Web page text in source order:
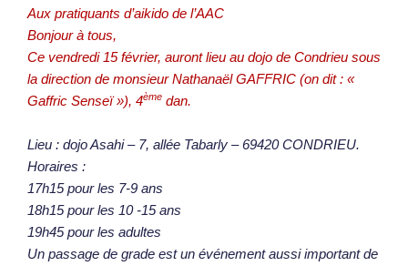
Aux pratiquants d’aikido de l’AAC
Bonjour à tous,
Ce vendredi 15 février, auront lieu au dojo de Condrieu sous
la direction de monsieur Nathanaël GAFFRIC (on dit : «
Gaffric Senseï »), 4ème dan.
Lieu : dojo Asahi – 7, allée Tabarly – 69420 CONDRIEU.
Horaires :
17h15 pour les 7-9 ans
18h15 pour les 10 -15 ans
19h45 pour les adultes
Un passage de grade est un événement aussi important de